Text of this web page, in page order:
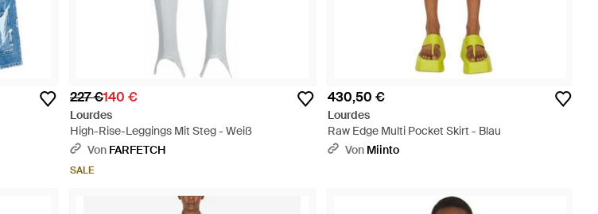
227 €140 €
Lourdes
High-Rise-Leggings Mit Steg - Weiß
Von FARFETCH
SALE
430,50 €
Lourdes
Raw Edge Multi Pocket Skirt - Blau
Von Miinto